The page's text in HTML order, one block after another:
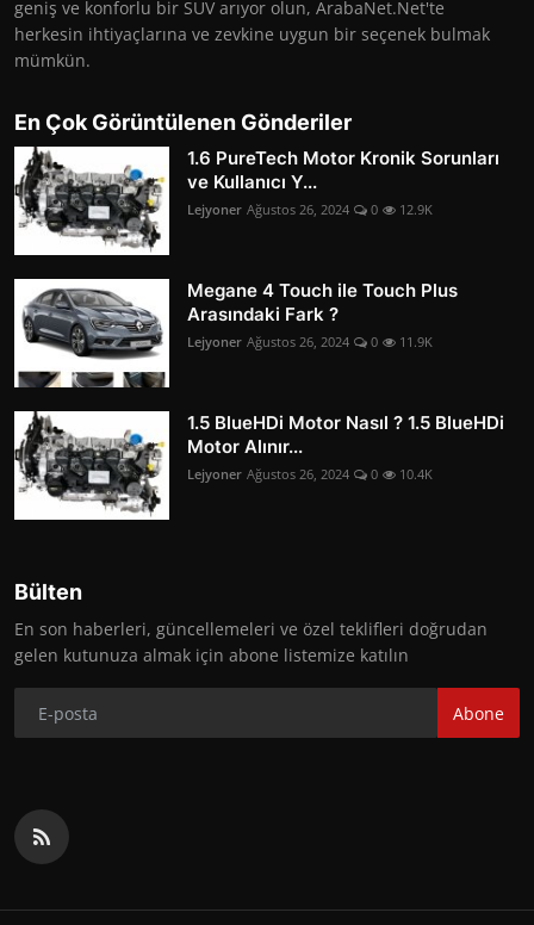
geniş ve konforlu bir SUV arıyor olun, ArabaNet.Net'te
herkesin ihtiyaçlarına ve zevkine uygun bir seçenek bulmak
mümkün.
En Çok Görüntülenen Gönderiler
1.6 PureTech Motor Kronik Sorunları
ve Kullanıcı Y...
Lejyoner Ağustos 26, 2024 0 12.9K
Megane 4 Touch ile Touch Plus
Arasındaki Fark ?
Lejyoner Ağustos 26, 2024 0 11.9K
1.5 BlueHDi Motor Nasıl ? 1.5 BlueHDi
Motor Alınır...
Lejyoner Ağustos 26, 2024 0 10.4K
Bülten
En son haberleri, güncellemeleri ve özel teklifleri doğrudan
gelen kutunuza almak için abone listemize katılın
Abone